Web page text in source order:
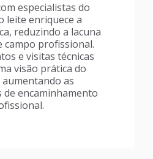
especialistas do
leite enriquece a
reduzindo a lacuna
campo profissional.
e visitas técnicas
visão prática do
aumentando as
encaminhamento